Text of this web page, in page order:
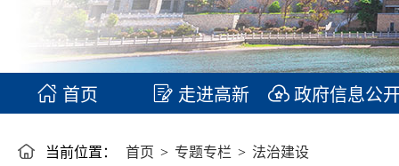
首页 走进高新 政府信息公
当前位置： 首页 > 专题专栏 > 法治建设